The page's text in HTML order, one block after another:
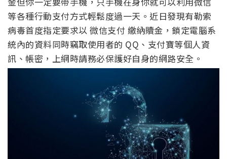
等各種行動支付方式輕鬆度過一天。近日發現有勒索
病毒首度指定要求以 微信支付 繳納贖金，鎖定電腦系
統內的資料同時竊取使用者的 QQ、支付寶等個人資
訊、帳密，上網時請務必保護好自身的網路安全。